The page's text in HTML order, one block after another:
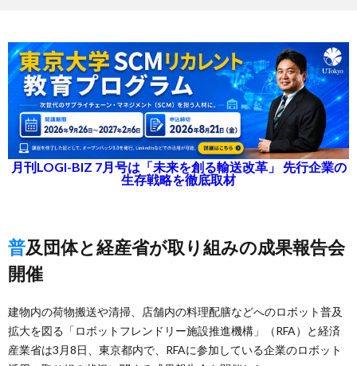
月刊LOGI-BIZ 7月号は「未来を創る輸送改革」 先行企業の
生存戦略を徹底取材
普及団体と経産省が取り組みの成果報告会
開催
建物内の荷物搬送や清掃、店舗内の料理配膳などへのロボット普及
拡大を図る「ロボットフレンドリー施設推進機構」（RFA）と経済
産業省は3月8日、東京都内で、RFAに参加している企業のロボット